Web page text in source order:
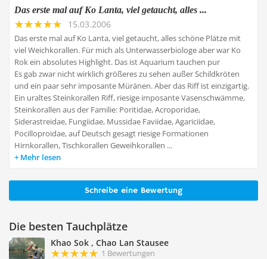
Das erste mal auf Ko Lanta, viel getaucht, alles ...
15.03.2006
Das erste mal auf Ko Lanta, viel getaucht, alles schöne Plätze mit
viel Weichkorallen. Für mich als Unterwasserbiologe aber war Ko
Rok ein absolutes Highlight. Das ist Aquarium tauchen pur
Es gab zwar nicht wirklich größeres zu sehen außer Schildkröten
und ein paar sehr imposante Müränen. Aber das Riff ist einzigartig.
Ein uraltes Steinkorallen Riff, riesige imposante Vasenschwämme,
Steinkorallen aus der Familie: Poritidae, Acroporidae,
Siderastreidae, Fungiidae, Mussidae Faviidae, Agariciidae,
Pocilloproidae, auf Deutsch gesagt riesige Formationen
Hirnkorallen, Tischkorallen Geweihkorallen ...
Mehr lesen
Schreibe eine Bewertung
Die besten Tauchplätze
Khao Sok , Chao Lan Stausee
1 Bewertungen